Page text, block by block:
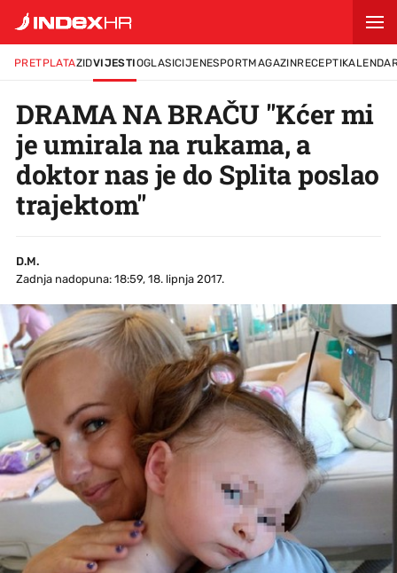
PRETPLATAZIDVIJESTIOGLASICIJENESPORTMAGAZINRECEPTI
DRAMA NA BRAČU "Kćer mi
je umirala na rukama, a
doktor nas je do Splita poslao
trajektom"
D.M.
Zadnja nadopuna: 18:59, 18. lipnja 2017.